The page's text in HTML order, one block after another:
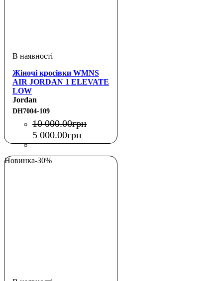
Жіночі кросівки WMNS
AIR JORDAN 1 ELEVATE
LOW
Jordan
DH7004-109
10 000.00грн
5 000.00грн
Новинка-30%